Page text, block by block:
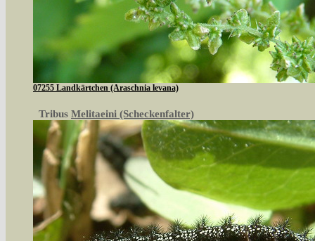
07255 Landkärtchen (Araschnia levana)
Tribus Melitaeini (Scheckenfalter)